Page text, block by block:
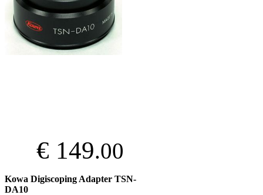
€ 149.00
Kowa Digiscoping Adapter TSN-
DA10